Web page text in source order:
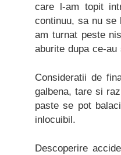
care l-am topit
continuu, sa nu se
am turnat peste
aburite dupa ce-
Consideratii de
galbena, tare si
paste se pot
inlocuibil.
Descoperire